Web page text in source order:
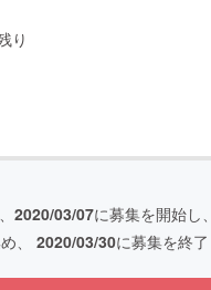
り
2020/03/07に募集を開始し、
、 2020/03/30に募集を終